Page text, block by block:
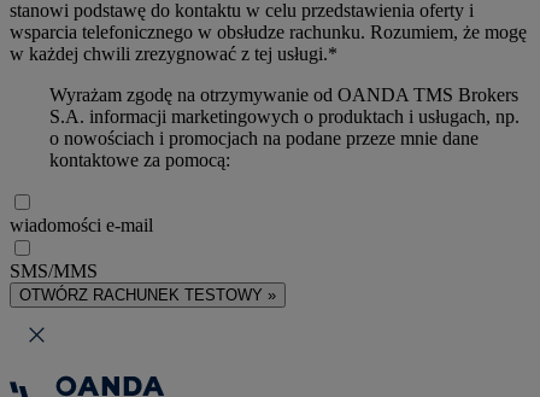
stanowi podstawę do kontaktu w celu przedstawienia oferty i
wsparcia telefonicznego w obsłudze rachunku. Rozumiem, że mogę
w każdej chwili zrezygnować z tej usługi.*
Wyrażam zgodę na otrzymywanie od OANDA TMS Brokers
S.A. informacji marketingowych o produktach i usługach, np.
o nowościach i promocjach na podane przeze mnie dane
kontaktowe za pomocą:
wiadomości e-mail
SMS/MMS
OTWÓRZ RACHUNEK TESTOWY »